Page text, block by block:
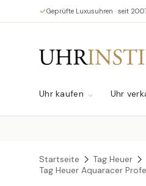
Direkt zum Inhalt
Geprüfte Luxusuhren · seit
Uhr kaufen Uhr
Startseite Tag Heuer
Tag Heuer Aquaracer